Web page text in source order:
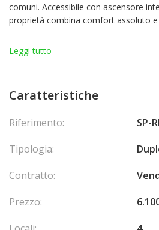
comuni. Accessibile con ascensore
proprietà combina comfort assoluto e
Con una superficie di circa 260 m2, è
da letto con bagno e servizi igienici,
anche un bagno per gli ospiti, una
un locale tecnico, un guardaroba, un
beneficia anche del godimento
Leggi tutto
Caratteristiche
Riferimento:
SP-
Tipologia:
Contratto:
Prezzo: